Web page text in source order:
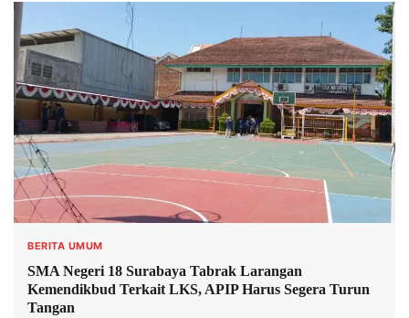
BERITA UMUM
SMA Negeri 18 Surabaya Tabrak Larangan
Kemendikbud Terkait LKS, APIP Harus Segera Turun
Tangan